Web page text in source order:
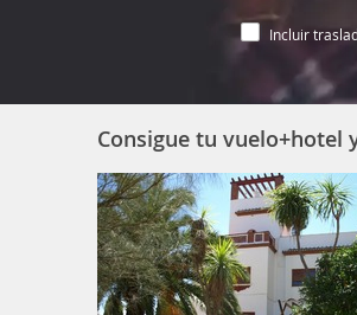
Incluir
Consigue tu vuelo+hotel